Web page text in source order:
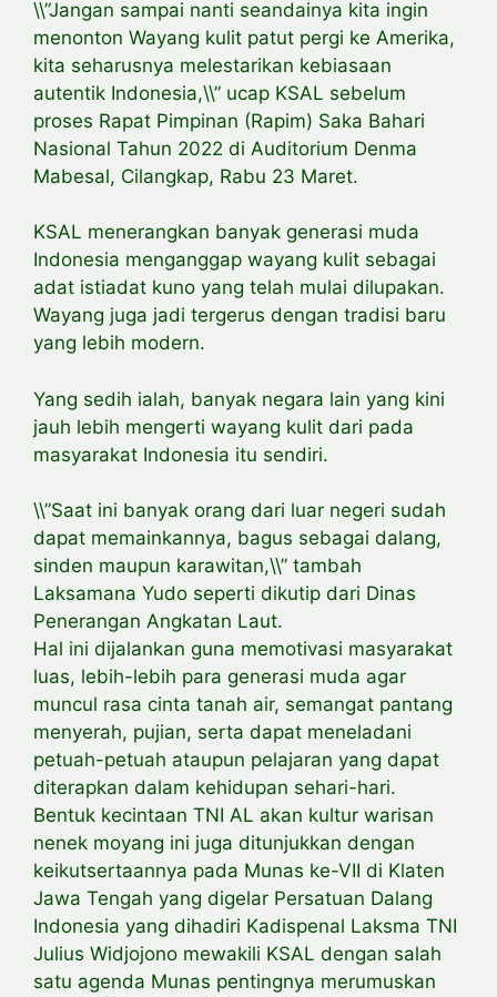
\\”Jangan sampai nanti seandainya kita ingin
menonton Wayang kulit patut pergi ke Amerika,
kita seharusnya melestarikan kebiasaan
autentik Indonesia,\\” ucap KSAL sebelum
proses Rapat Pimpinan (Rapim) Saka Bahari
Nasional Tahun 2022 di Auditorium Denma
Mabesal, Cilangkap, Rabu 23 Maret.
KSAL menerangkan banyak generasi muda
Indonesia menganggap wayang kulit sebagai
adat istiadat kuno yang telah mulai dilupakan.
Wayang juga jadi tergerus dengan tradisi baru
yang lebih modern.
Yang sedih ialah, banyak negara lain yang kini
jauh lebih mengerti wayang kulit dari pada
masyarakat Indonesia itu sendiri.
\\”Saat ini banyak orang dari luar negeri sudah
dapat memainkannya, bagus sebagai dalang,
sinden maupun karawitan,\\” tambah
Laksamana Yudo seperti dikutip dari Dinas
Penerangan Angkatan Laut.
Hal ini dijalankan guna memotivasi masyarakat
luas, lebih-lebih para generasi muda agar
muncul rasa cinta tanah air, semangat pantang
menyerah, pujian, serta dapat meneladani
petuah-petuah ataupun pelajaran yang dapat
diterapkan dalam kehidupan sehari-hari.
Bentuk kecintaan TNI AL akan kultur warisan
nenek moyang ini juga ditunjukkan dengan
keikutsertaannya pada Munas ke-VII di Klaten
Jawa Tengah yang digelar Persatuan Dalang
Indonesia yang dihadiri Kadispenal Laksma TNI
Julius Widjojono mewakili KSAL dengan salah
satu agenda Munas pentingnya merumuskan